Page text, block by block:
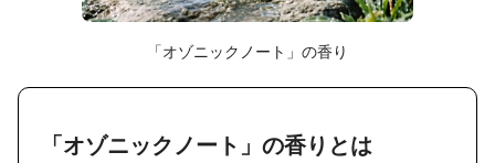
「オゾニックノート」の香り
「オゾニックノート」の香りとは